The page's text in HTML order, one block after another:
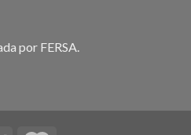
por FERSA.